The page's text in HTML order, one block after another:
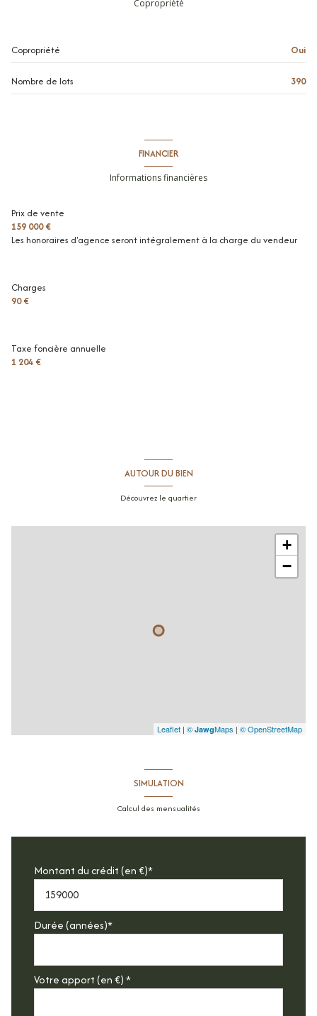
dégagement
5.02 m²
toilettes
1.39 m²
Copropriété
Copropriété Oui
Nombre de lots 390
FINANCIER
Informations financières
Prix de vente
159 000 €
Les honoraires d'agence seront intégralement à la charge du vendeur
Charges
90 €
Taxe foncière annuelle
1 204 €
AUTOUR DU BIEN
Découvrez le quartier
+
−
Leaflet | © JawgMaps | © OpenStreetMap
SIMULATION
Calcul des mensualités
Montant du crédit (en €)*
Durée (années)*
Votre apport (en €) *